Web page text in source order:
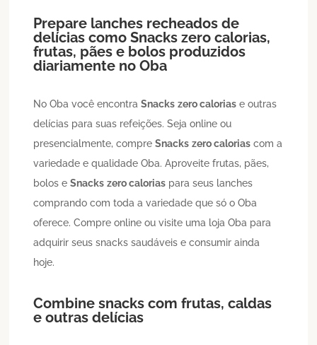
Prepare lanches recheados de
delícias comoSnacks zero calorias,
frutas, pães e bolos produzidos
diariamente no Oba
No Oba você encontraSnacks zero calorias e outras
delícias para suas refeições. Seja online ou
presencialmente, compreSnacks zero calorias com a
variedade e qualidade Oba. Aproveite frutas, pães,
bolos eSnacks zero calorias para seus lanches
comprando com toda a variedade que só o Oba
oferece. Compre online ou visite uma loja Oba para
adquirir seus snacks saudáveis e consumir ainda
hoje.
Combine snacks com frutas, caldas
e outras delícias